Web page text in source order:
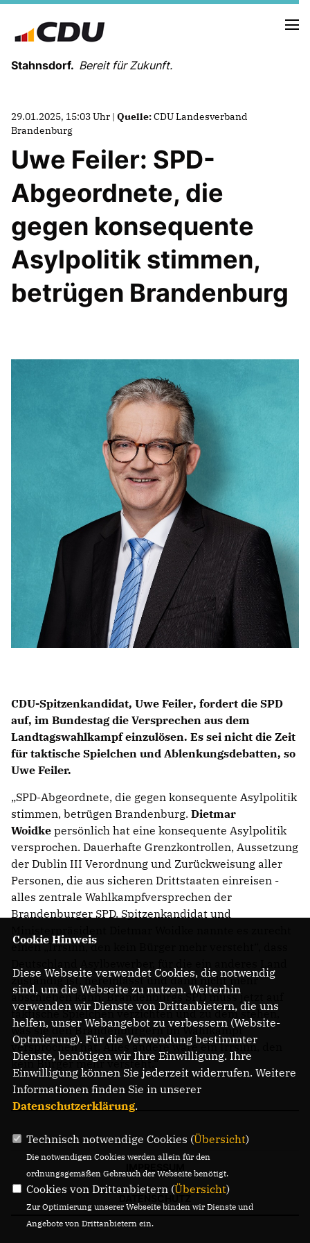
Stahnsdorf. Bereit für Zukunft.
NEUES AUS DER GEMEINDEVERTRETUNG
PRESSEARBEIT
29.01.2025, 15:03 Uhr | Quelle:CDU Landesverband
Brandenburg
Uwe Feiler: SPD-
Abgeordnete, die
gegen konsequente
Asylpolitik stimmen,
betrügen Brandenburg
CDU-Spitzenkandidat, Uwe Feiler, fordert die SPD
auf, im Bundestag die Versprechen aus dem
Landtagswahlkampf einzulösen. Es sei nicht die Zeit
für taktische Spielchen und Ablenkungsdebatten, so
Uwe Feiler.
SPD-Abgeordnete, die gegen konsequente Asylpolitik
stimmen, betrügen Brandenburg. Dietmar
Woidke persönlich hat eine konsequente Asylpolitik
versprochen. Dauerhafte Grenzkontrollen, Aussetzung
der Dublin III Verordnung und Zurückweisung aller
Personen, die aus sicheren Drittstaaten einreisen -
alles zentrale Wahlkampfversprechen der
Brandenburger SPD. Spitzenkandidat und
einen „Irrsinn, den kein Bürger mehr versteht“, dass
zuständig ist, hereinlässt und dann nicht mehr
abschieben kann. Brandenburgs SPD muss jetzt auf
taktische Spielchen verzichten und zu dem stehen,
was sie den Brandenburgern im Wahlkampf
versprochen hat. Alles andere wäre ein Irrsinn, den
kein Bürger mehr versteht.“
DATENSCHUTZ
Cookie Hinweis
Diese Webseite verwendet Cookies, die notwendig
sind, um die Webseite zu nutzen. Weiterhin
verwenden wir Dienste von Drittanbietern, die uns
helfen, unser Webangebot zu verbessern (Website-
Optmierung). Für die Verwendung bestimmter
Dienste, benötigen wir Ihre Einwilligung. Ihre
Einwilligung können Sie jederzeit widerrufen. Weitere
Informationen finden Sie in unserer
Datenschutzerklärung.
Technisch notwendige Cookies (Übersicht)
Die notwendigen Cookies werden allein für den
ordnungsgemäßen Gebrauch der Webseite benötigt.
Cookies von Drittanbietern (Übersicht)
Zur Optimierung unserer Webseite binden wir Dienste und
Angebote von Drittanbietern ein.